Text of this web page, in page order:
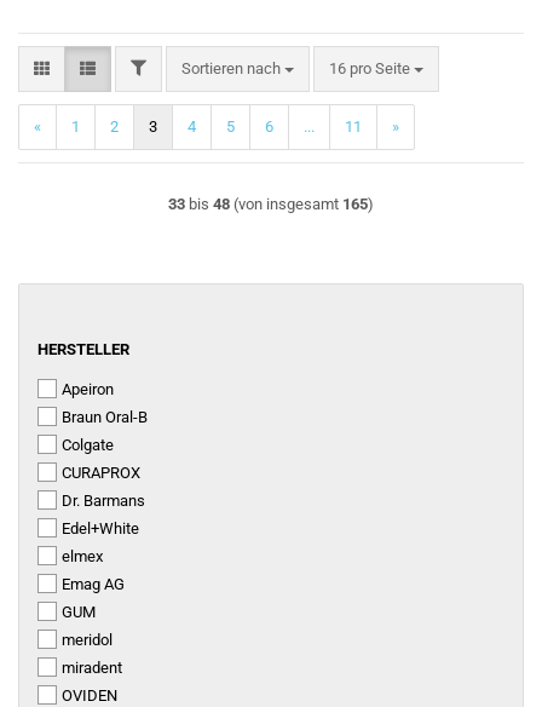
FILTERSortieren nach
Sortieren nach 16 pro Seite
pro Seite
« 1 2 3 4 5 6 ... 11 »
33 bis 48 (von insgesamt 165)
HERSTELLER
HERSTELLER
Apeiron
Braun Oral-B
Colgate
CURAPROX
Dr. Barmans
Edel+White
elmex
Emag AG
GUM
meridol
miradent
OVIDEN